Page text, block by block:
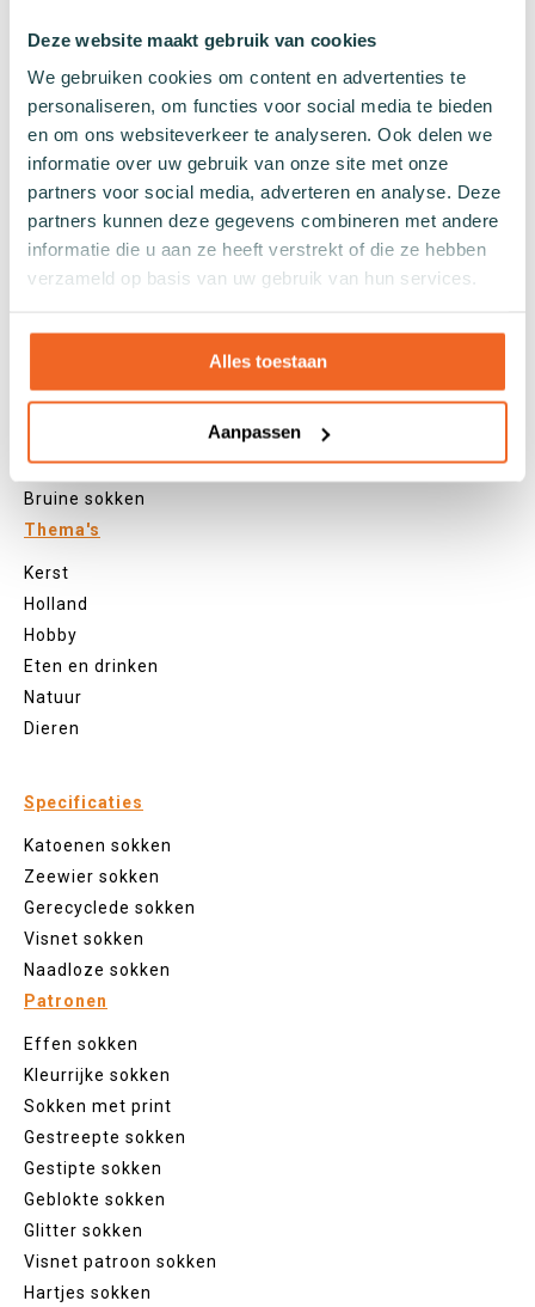
Deze website maakt gebruik van cookies
We gebruiken cookies om content en advertenties te
personaliseren, om functies voor social media te bieden
en om ons websiteverkeer te analyseren. Ook delen we
informatie over uw gebruik van onze site met onze
partners voor social media, adverteren en analyse. Deze
partners kunnen deze gegevens combineren met andere
informatie die u aan ze heeft verstrekt of die ze hebben
verzameld op basis van uw gebruik van hun services.
Alles toestaan
Aanpassen
Panty's
Kleuren
Veel kleurige sokken
Witte sokken
Zwarte sokken
Grijze sokken
Gele sokken
Groene sokken
Rode sokken
Blauwe sokken
Bruine sokken
Thema's
Kerst
Holland
Hobby
Eten en drinken
Natuur
Dieren
Specificaties
Katoenen sokken
Zeewier sokken
Gerecyclede sokken
Visnet sokken
Naadloze sokken
Patronen
Effen sokken
Kleurrijke sokken
Sokken met print
Gestreepte sokken
Gestipte sokken
Geblokte sokken
Glitter sokken
Visnet patroon sokken
Hartjes sokken